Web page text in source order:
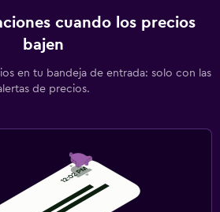
cuando los precios
bajen
en tu bandeja de entrada: solo con las
de precios.